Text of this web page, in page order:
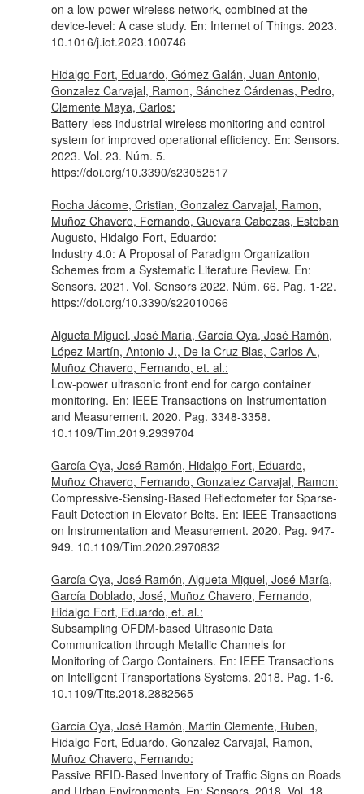
on a low-power wireless network, combined at the
device-level: A case study. En: Internet of Things. 2023.
10.1016/j.iot.2023.100746
Hidalgo Fort, Eduardo, Gómez Galán, Juan Antonio,
Gonzalez Carvajal, Ramon, Sánchez Cárdenas, Pedro,
Clemente Maya, Carlos:
Battery-less industrial wireless monitoring and control
system for improved operational efficiency. En: Sensors.
2023. Vol. 23. Núm. 5.
https://doi.org/10.3390/s23052517
Rocha Jácome, Cristian, Gonzalez Carvajal, Ramon,
Muñoz Chavero, Fernando, Guevara Cabezas, Esteban
Augusto, Hidalgo Fort, Eduardo:
Industry 4.0: A Proposal of Paradigm Organization
Schemes from a Systematic Literature Review. En:
Sensors. 2021. Vol. Sensors 2022. Núm. 66. Pag. 1-22.
https://doi.org/10.3390/s22010066
Algueta Miguel, José María, García Oya, José Ramón,
López Martín, Antonio J., De la Cruz Blas, Carlos A.,
Muñoz Chavero, Fernando, et. al.:
Low-power ultrasonic front end for cargo container
monitoring. En: IEEE Transactions on Instrumentation
and Measurement. 2020. Pag. 3348-3358.
10.1109/Tim.2019.2939704
García Oya, José Ramón, Hidalgo Fort, Eduardo,
Muñoz Chavero, Fernando, Gonzalez Carvajal, Ramon:
Compressive-Sensing-Based Reflectometer for Sparse-
Fault Detection in Elevator Belts. En: IEEE Transactions
on Instrumentation and Measurement. 2020. Pag. 947-
949. 10.1109/Tim.2020.2970832
García Oya, José Ramón, Algueta Miguel, José María,
García Doblado, José, Muñoz Chavero, Fernando,
Hidalgo Fort, Eduardo, et. al.:
Subsampling OFDM-based Ultrasonic Data
Communication through Metallic Channels for
Monitoring of Cargo Containers. En: IEEE Transactions
on Intelligent Transportations Systems. 2018. Pag. 1-6.
10.1109/Tits.2018.2882565
García Oya, José Ramón, Martin Clemente, Ruben,
Hidalgo Fort, Eduardo, Gonzalez Carvajal, Ramon,
Muñoz Chavero, Fernando:
Passive RFID-Based Inventory of Traffic Signs on Roads
and Urban Environments. En: Sensors. 2018. Vol. 18.